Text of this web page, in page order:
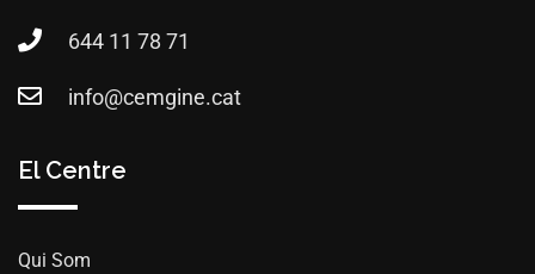
644 11 78 71
info@cemgine.cat
El Centre
Qui Som